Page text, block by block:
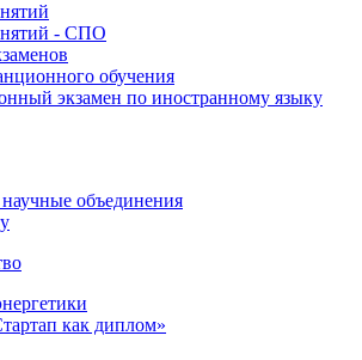
- СПО
обучения
экзамен по иностранному языку
объединения
как диплом»